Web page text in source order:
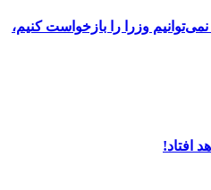
وزرا را بازخواست کنیم،
افتاد!